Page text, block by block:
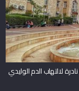
لالتهاب الدم الوليدي